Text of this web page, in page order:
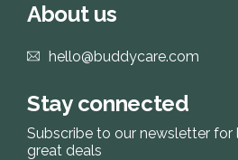
About us
hello@buddycare.com
Stay connected
Subscribe to our newsletter for
great deals